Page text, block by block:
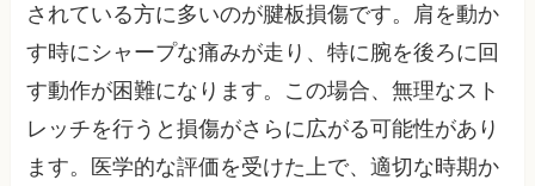
されている方に多いのが腱板損傷です。肩を動か
す時にシャープな痛みが走り、特に腕を後ろに回
す動作が困難になります。この場合、無理なスト
レッチを行うと損傷がさらに広がる可能性があり
ます。医学的な評価を受けた上で、適切な時期か